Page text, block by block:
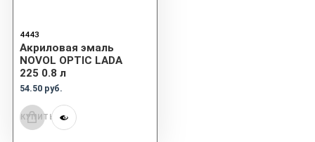
4443
Акриловая эмаль
NOVOL OPTIC LADA
225 0.8 л
54.50 руб.
КУПИТЬ